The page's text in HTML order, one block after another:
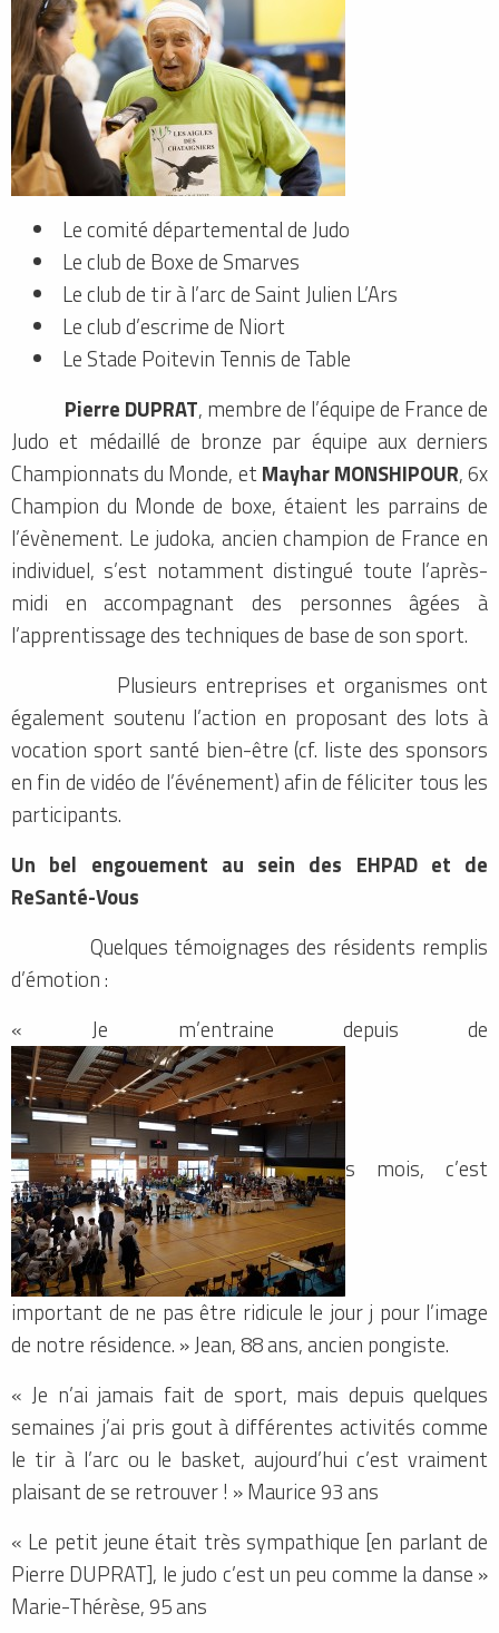
Le comité départemental de Judo
Le club de Boxe de Smarves
Le club de tir à l’arc de Saint Julien L’Ars
Le club d’escrime de Niort
Le Stade Poitevin Tennis de Table
Pierre DUPRAT, membre de l’équipe de France de
Judo et médaillé de bronze par équipe aux derniers
Championnats du Monde, et Mayhar MONSHIPOUR, 6x
Champion du Monde de boxe, étaient les parrains de
l’évènement. Le judoka, ancien champion de France en
individuel, s’est notamment distingué toute l’après-
midi en accompagnant des personnes âgées à
l’apprentissage des techniques de base de son sport.
Plusieurs entreprises et organismes ont
également soutenu l’action en proposant des lots à
vocation sport santé bien-être (cf. liste des sponsors
en fin de vidéo de l’événement) afin de féliciter tous les
participants.
Un bel engouement au sein des EHPAD et de
ReSanté-Vous
Quelques témoignages des résidents remplis
d’émotion :
« Je m’entraine depuis de
s mois, c’est
important de ne pas être ridicule le jour j pour l’image
de notre résidence. » Jean, 88 ans, ancien pongiste.
« Je n’ai jamais fait de sport, mais depuis quelques
semaines j’ai pris gout à différentes activités comme
le tir à l’arc ou le basket, aujourd’hui c’est vraiment
plaisant de se retrouver ! » Maurice 93 ans
« Le petit jeune était très sympathique [en parlant de
Pierre DUPRAT], le judo c’est un peu comme la danse »
Marie-Thérèse, 95 ans